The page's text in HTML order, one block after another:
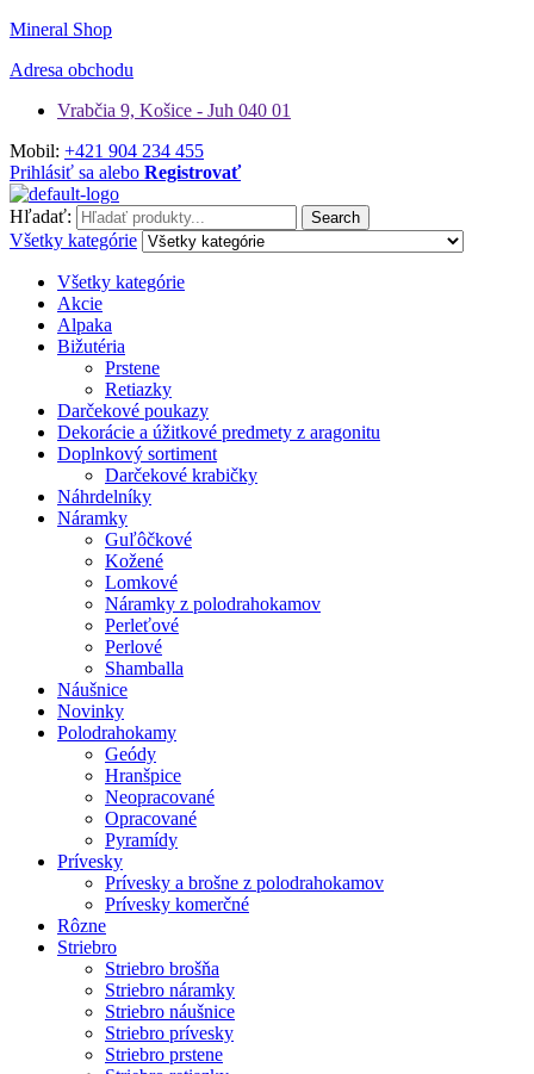
Mineral Shop
Adresa obchodu
Vrabčia 9, Košice - Juh 040 01
Mobil: +421 904 234 455
Prihlásiť sa alebo Registrovať
Hľadať: Search
Všetky kategórie
Všetky kategórie
Akcie
Alpaka
Bižutéria
Prstene
Retiazky
Darčekové poukazy
Dekorácie a úžitkové predmety z aragonitu
Doplnkový sortiment
Darčekové krabičky
Náhrdelníky
Náramky
Guľôčkové
Kožené
Lomkové
Náramky z polodrahokamov
Perleťové
Perlové
Shamballa
Náušnice
Novinky
Polodrahokamy
Geódy
Hranšpice
Neopracované
Opracované
Pyramídy
Prívesky
Prívesky a brošne z polodrahokamov
Prívesky komerčné
Rôzne
Striebro
Striebro brošňa
Striebro náramky
Striebro náušnice
Striebro prívesky
Striebro prstene